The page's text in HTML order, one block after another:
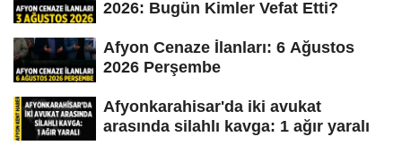
2026: Bugün Kimler Vefat Etti?
Afyon Cenaze İlanları: 6 Ağustos
2026 Perşembe
Afyonkarahisar'da iki avukat
arasında silahlı kavga: 1 ağır yaralı